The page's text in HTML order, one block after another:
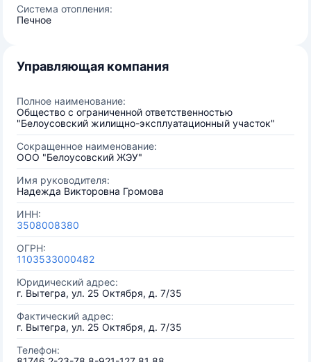
Система отопления:
Печное
Управляющая компания
Полное наименование:
Общество с ограниченной ответственностью
"Белоусовский жилищно-эксплуатационный участок"
Сокращенное наименование:
ООО "Белоусовский ЖЭУ"
Имя руководителя:
Надежда Викторовна Громова
ИНН:
3508008380
ОГРН:
1103533000482
Юридический адрес:
г. Вытегра, ул. 25 Октября, д. 7/35
Фактический адрес:
г. Вытегра, ул. 25 Октября, д. 7/35
Телефон: